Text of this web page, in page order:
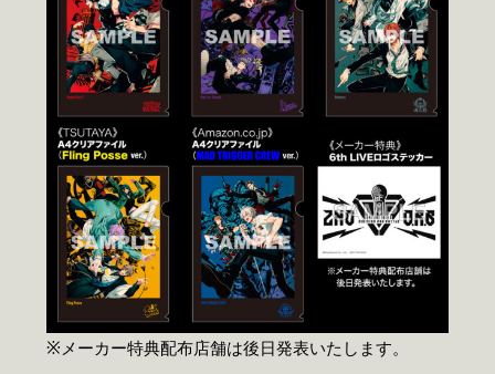
※メーカー特典配布店舗は後日発表いたします。